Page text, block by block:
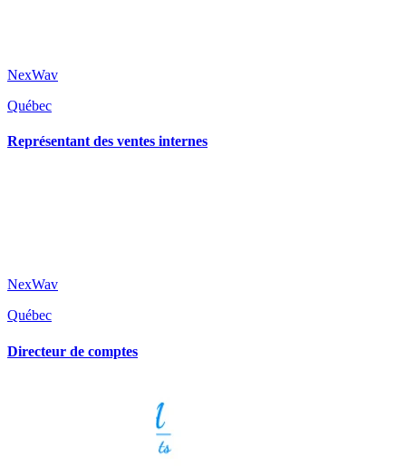
NexWav
Québec
Représentant des ventes internes
NexWav
Québec
Directeur de comptes